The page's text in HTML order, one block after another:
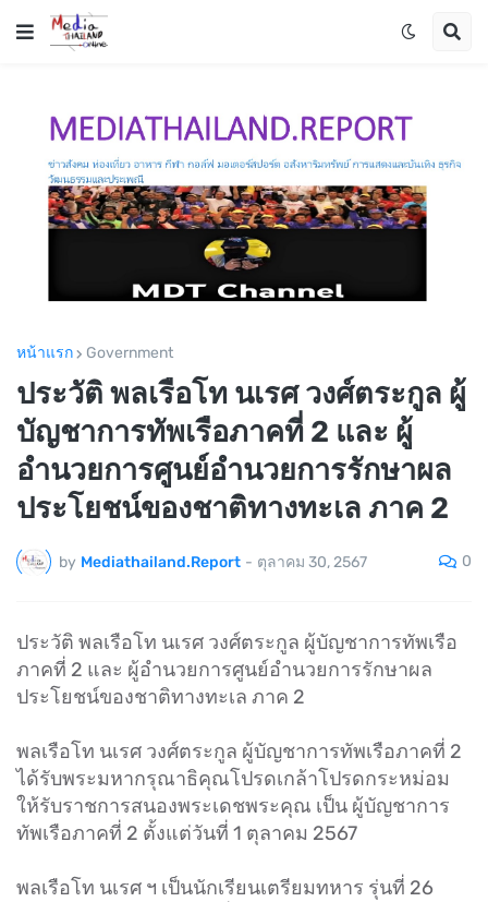
หน้าแรก Government
ประวัติ พลเรือโท นเรศ วงศ์ตระกูล ผู้
บัญชาการทัพเรือภาคที่ 2 และ ผู้
อำนวยการศูนย์อำนวยการรักษาผล
ประโยชน์ของชาติทางทะเล ภาค 2
by Mediathailand.Report - ตุลาคม 30, 2567 0
ประวัติ พลเรือโท นเรศ วงศ์ตระกูล ผู้บัญชาการทัพเรือ
ภาคที่ 2 และ ผู้อำนวยการศูนย์อำนวยการรักษาผล
ประโยชน์ของชาติทางทะเล ภาค 2
พลเรือโท นเรศ วงศ์ตระกูล ผู้บัญชาการทัพเรือภาคที่ 2
ได้รับพระมหากรุณาธิคุณโปรดเกล้าโปรดกระหม่อม
ให้รับราชการสนองพระเดชพระคุณ เป็น ผู้บัญชาการ
ทัพเรือภาคที่ 2 ตั้งแต่วันที่ 1 ตุลาคม 2567
พลเรือโท นเรศ ฯ เป็นนักเรียนเตรียมทหาร รุ่นที่ 26